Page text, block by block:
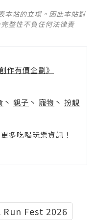
本站的立場。因此本站對
整性不負任何法律責
作有價企劃》
丶 親子 丶 寵物 丶 扮靚
多吃喝玩樂資訊！
Run Fest 2026